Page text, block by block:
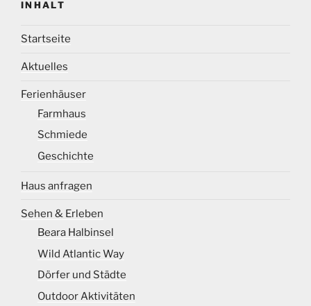
INHALT
Startseite
Aktuelles
Ferienhäuser
Farmhaus
Schmiede
Geschichte
Haus anfragen
Sehen & Erleben
Beara Halbinsel
Wild Atlantic Way
Dörfer und Städte
Outdoor Aktivitäten